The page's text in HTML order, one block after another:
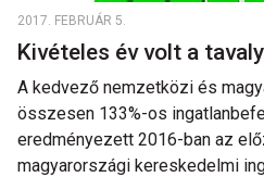
2017. FEBRUÁR 5.
Kivételes év volt a
A kedvező nemzetközi és
összesen 133%-os
eredményezett 2016-ban az
magyarországi kereskedelmi